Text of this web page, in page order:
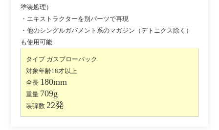
塗装処理）
・エキストラクターを別パーツで再現
・他のシングルガバメント系のマガジン（デトニクス除く）
も使用可能
タイプ ガスブローバック
対象年齢18才以上
全長 180mm
重量 709g
装弾数22発